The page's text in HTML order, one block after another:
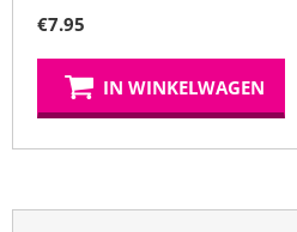
€7.95
IN WINKELWAGEN